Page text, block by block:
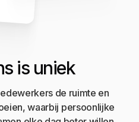
is uniek
de ruimte en
waarbij persoonlijke